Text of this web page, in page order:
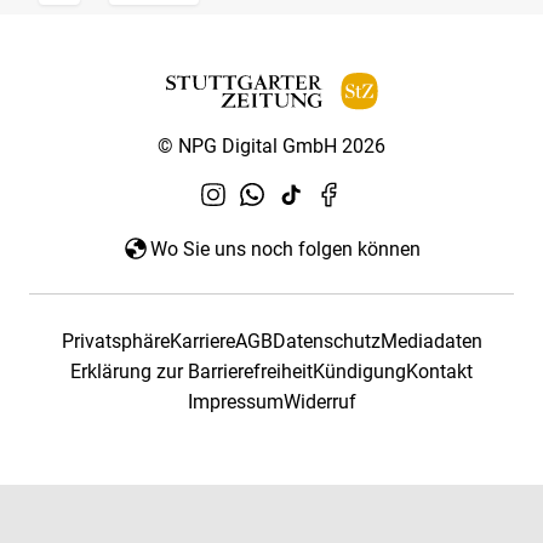
© NPG Digital GmbH 2026
Wo Sie uns noch folgen können
PrivatsphäreKarriereAGBDatenschutzMediadaten
Erklärung zur BarrierefreiheitKündigungKontakt
ImpressumWiderruf